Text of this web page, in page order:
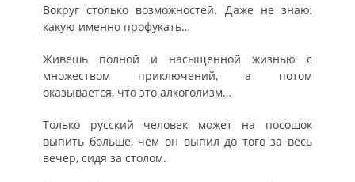
Вокруг столько возможностей. Даже не знаю,
какую именно профукать…
Живешь полной и насыщенной жизнью с
множеством приключений, а потом
оказывается, что это алкоголизм…
Только русский человек может на посошок
выпить больше, чем он выпил до того за весь
вечер, сидя за столом.